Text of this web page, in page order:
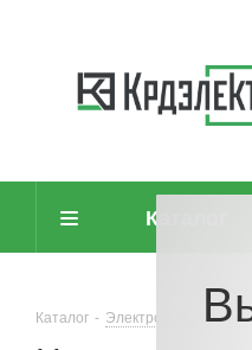
Каталог
Каталог -